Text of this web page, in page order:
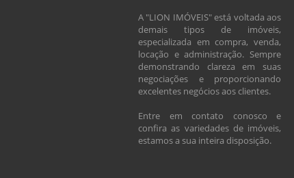
A "LION IMÓVEIS" está voltada aos
demais tipos de imóveis,
especializada em compra, venda,
locação e administração. Sempre
demonstrando clareza em suas
negociações e proporcionando
excelentes negócios aos clientes.
Entre em contato conosco e
confira as variedades de imóveis,
estamos a sua inteira disposição.